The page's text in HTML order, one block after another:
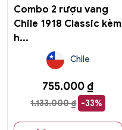
Combo 2 rượu vang
Chile 1918 Classic kèm
h...
Chile
1.133.000₫ -33%
755.000 ₫